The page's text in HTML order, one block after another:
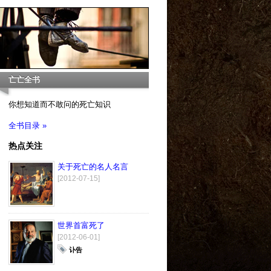
亡亡全书
你想知道而不敢问的死亡知识
全书目录 »
热点关注
关于死亡的名人名言
[2012-07-15]
世界首富死了
[2012-06-01]
讣告